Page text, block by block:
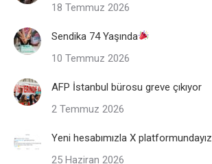
18 Temmuz 2026
Sendika 74 Yaşında
10 Temmuz 2026
AFP İstanbul bürosu greve çıkıyor
2 Temmuz 2026
Yeni hesabımızla X platformundayız
25 Haziran 2026